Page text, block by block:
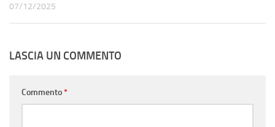
07/12/2025
LASCIA UN COMMENTO
Commento*